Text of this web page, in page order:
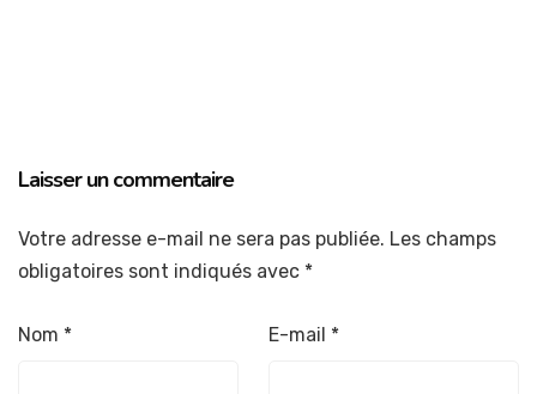
Laisser un commentaire
Votre adresse e-mail ne sera pas publiée. Les champs
obligatoires sont indiqués avec *
Nom * E-mail *